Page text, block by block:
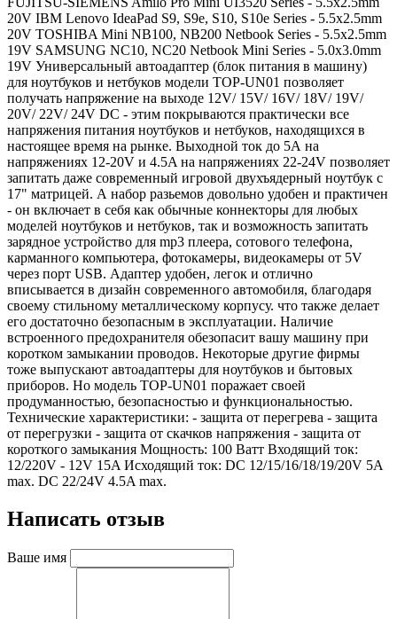
20V IBM Lenovo IdeaPad S9, S9e, S10, S10e Series - 5.5x2.5mm
20V TOSHIBA Mini NB100, NB200 Netbook Series - 5.5x2.5mm
19V SAMSUNG NC10, NC20 Netbook Mini Series - 5.0x3.0mm
19V Универсальный автоадаптер (блок питания в машину)
для ноутбуков и нетбуков модели TOP-UN01 позволяет
получать напряжение на выходе 12V/ 15V/ 16V/ 18V/ 19V/
20V/ 22V/ 24V DC - этим покрываются практически все
напряжения питания ноутбуков и нетбуков, находящихся в
настоящее время на рынке. Выходной ток до 5А на
напряжениях 12-20V и 4.5A на напряжениях 22-24V позволяет
запитать даже современный игровой двухъядерный ноутбук с
17" матрицей. А набор разьемов довольно удобен и практичен
- он включает в себя как обычные коннекторы для любых
моделей ноутбуков и нетбуков, так и возможность запитать
зарядное устройство для mp3 плеера, сотового телефона,
карманного компьютера, фотокамеры, видеокамеры от 5V
через порт USB. Адаптер удобен, легок и отлично
вписывается в дизайн современного автомобиля, благодаря
своему стильному металлическому корпусу. что также делает
его достаточно безопасным в эксплуатации. Наличие
встроенного предохранителя обезопасит вашу машину при
коротком замыкании проводов. Некоторые другие фирмы
тоже выпускают автоадаптеры для ноутбуков и бытовых
приборов. Но модель TOP-UN01 поражает своей
продуманностью, безопасностью и функциональностью.
Технические характеристики: - защита от перегрева - защита
от перегрузки - защита от скачков напряжения - защита от
короткого замыкания Мощность: 100 Ватт Входящий ток:
12/220V - 12V 15A Исходящий ток: DC 12/15/16/18/19/20V 5A
max. DC 22/24V 4.5A max.
Написать отзыв
Ваше имя